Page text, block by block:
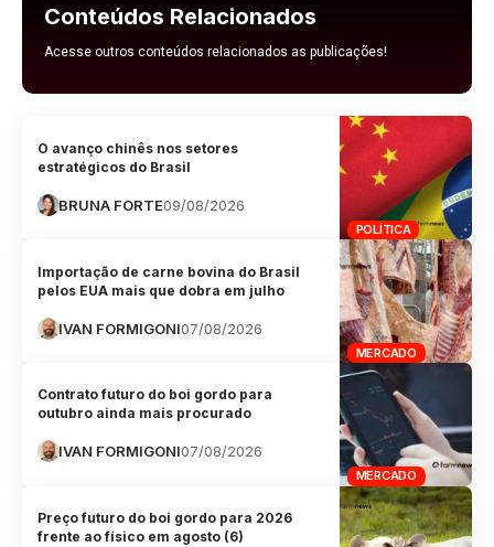
Conteúdos Relacionados
Acesse outros conteúdos relacionados as publicações!
POLÍTICA
O avanço chinês nos setores
estratégicos do Brasil
BRUNA FORTE09/08/2026
MERCADO
Importação de carne bovina do Brasil
pelos EUA mais que dobra em julho
IVAN FORMIGONI07/08/2026
MERCADO
Contrato futuro do boi gordo para
outubro ainda mais procurado
IVAN FORMIGONI07/08/2026
Preço futuro do boi gordo para 2026
frente ao físico em agosto (6)